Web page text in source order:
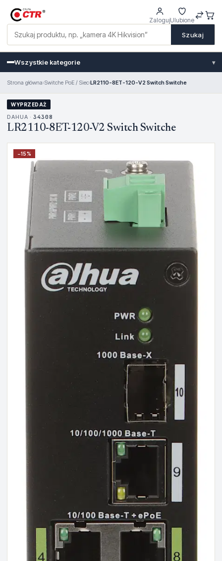
Szukaj
ZalogujUlubione
Wszystkie kategorie ▾
Strona główna›Switche PoE / Siec›LR2110-8ET-120-V2 Switch Switche
WYPRZEDAŻ
DAHUA · 34308
LR2110-8ET-120-V2 Switch Switche
−15%